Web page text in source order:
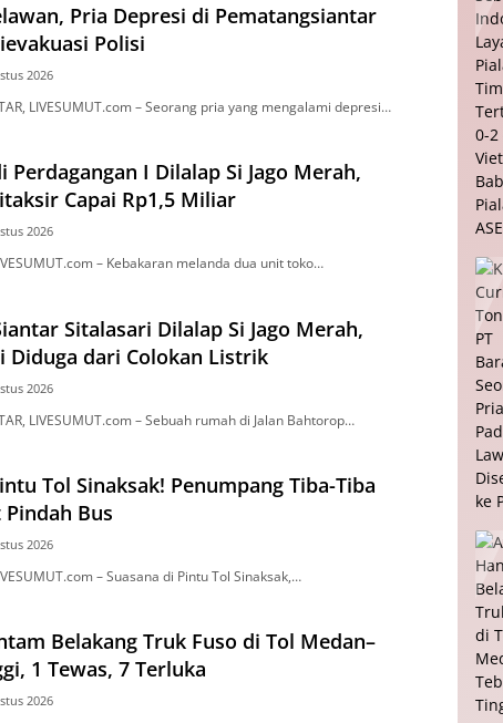
Pria Depresi di Pematangsiantar
Polisi
2026
LIVESUMUT.com – Seorang pria yang mengalami depresi…
Perdagangan I Dilalap Si Jago Merah,
Capai Rp1,5 Miliar
2026
– Kebakaran melanda dua unit toko…
Sitalasari Dilalap Si Jago Merah,
Diduga dari Colokan Listrik
2026
LIVESUMUT.com – Sebuah rumah di Jalan Bahtorop…
Tol Sinaksak! Penumpang Tiba-Tiba
Pindah Bus
2026
– Suasana di Pintu Tol Sinaksak,…
Belakang Truk Fuso di Tol Medan–
1 Tewas, 7 Terluka
2026